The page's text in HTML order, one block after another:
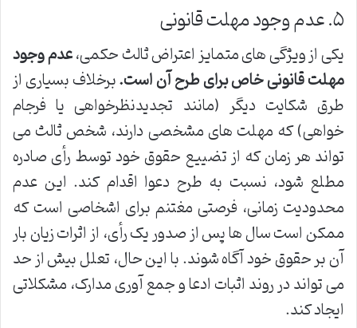
۵. عدم وجود مهلت قانونی
یکی از ویژگی های متمایز اعتراض ثالث حکمی،عدم وجود
مهلت قانونی خاص برای طرح آن است.برخلاف بسیاری از
طرق شکایت دیگر (مانند تجدیدنظرخواهی یا فرجام
خواهی) که مهلت های مشخصی دارند، شخص ثالث می
تواند هر زمان که از تضییع حقوق خود توسط رأی صادره
مطلع شود، نسبت به طرح دعوا اقدام کند. این عدم
محدودیت زمانی، فرصتی مغتنم برای اشخاصی است که
ممکن است سال ها پس از صدور یک رأی، از اثرات زیان بار
آن بر حقوق خود آگاه شوند. با این حال، تعلل بیش از حد
می تواند در روند اثبات ادعا و جمع آوری مدارک، مشکلاتی
ایجاد کند.